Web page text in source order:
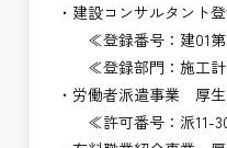
・建設コンサルタント
≪登録番号：建01第
≪登録部門：施工計
・労働者派遣事業 厚
≪許可番号：派11-